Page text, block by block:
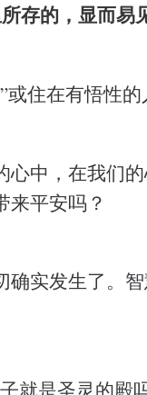
存的，显而易
住在有悟性的
心中，在我们
来平安吗？
实发生了。
就是圣灵的殿